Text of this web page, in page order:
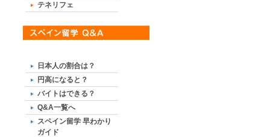
テネリフェ
日本人の割合は？
円高になると？
バイトはできる？
Q&A一覧へ
スペイン留学 早わかり
ガイド